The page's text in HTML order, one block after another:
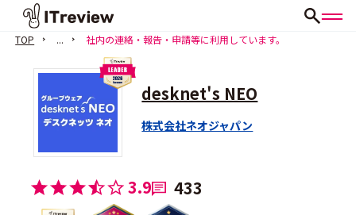
TOP ... 社内の連絡・報告・申請等に利用しています。
desknet's NEO
株式会社ネオジャパン
3.9 433